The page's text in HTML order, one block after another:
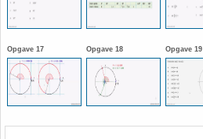
Opgave 17 Opgave 18 Opgave 19
VWO
(Nog geen toetsen)
19. Omtrek cirkel
20. Oppervlakte cilinder
21. Oppervlakte cirkel